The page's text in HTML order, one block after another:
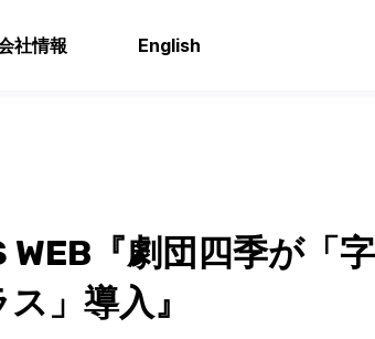
社情報 English
WEB『劇団四季が「
ス」導入』